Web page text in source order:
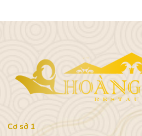
Cơ sở 1